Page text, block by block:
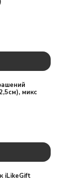
микс
iLikeGift